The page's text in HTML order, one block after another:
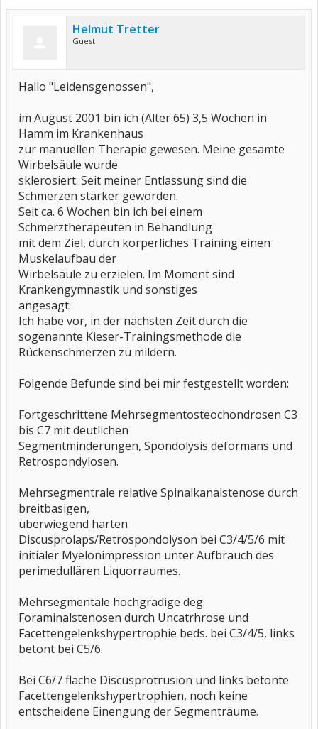
Helmut Tretter
Guest
Hallo "Leidensgenossen",
im August 2001 bin ich (Alter 65) 3,5 Wochen in
Hamm im Krankenhaus
zur manuellen Therapie gewesen. Meine gesamte
Wirbelsäule wurde
sklerosiert. Seit meiner Entlassung sind die
Schmerzen stärker geworden.
Seit ca. 6 Wochen bin ich bei einem
Schmerztherapeuten in Behandlung
mit dem Ziel, durch körperliches Training einen
Muskelaufbau der
Wirbelsäule zu erzielen. Im Moment sind
Krankengymnastik und sonstiges
angesagt.
Ich habe vor, in der nächsten Zeit durch die
sogenannte Kieser-Trainingsmethode die
Rückenschmerzen zu mildern.
Folgende Befunde sind bei mir festgestellt worden:
Fortgeschrittene Mehrsegmentosteochondrosen C3
bis C7 mit deutlichen
Segmentminderungen, Spondolysis deformans und
Retrospondylosen.
Mehrsegmentrale relative Spinalkanalstenose durch
breitbasigen,
überwiegend harten
Discusprolaps/Retrospondolyson bei C3/4/5/6 mit
initialer Myelonimpression unter Aufbrauch des
perimedullären Liquorraumes.
Mehrsegmentale hochgradige deg.
Foraminalstenosen durch Uncatrhrose und
Facettengelenkshypertrophie beds. bei C3/4/5, links
betont bei C5/6.
Bei C6/7 flache Discusprotrusion und links betonte
Facettengelenkshypertrophien, noch keine
entscheidene Einengung der Segmenträume.